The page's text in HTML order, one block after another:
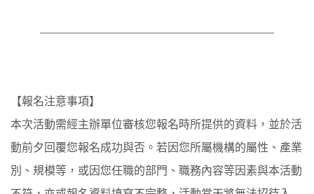
【報名注意事項】
本次活動需經主辦單位審核您報名時所提供的資料，並於活
動前夕回覆您報名成功與否。若因您所屬機構的屬性、產業
別、規模等，或因您任職的部門、職務內容等因素與本活動